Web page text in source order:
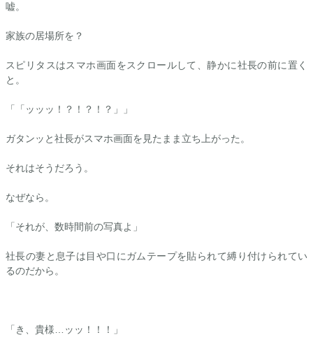
嘘。
家族の居場所を？
スピリタスはスマホ画面をスクロールして、静かに社長の前に置く
と。
「「ッッッ！？！？！？」」
ガタンッと社長がスマホ画面を見たまま立ち上がった。
それはそうだろう。
なぜなら。
「それが、数時間前の写真よ」
社長の妻と息子は目や口にガムテープを貼られて縛り付けられてい
るのだから。
「き、貴様…ッッ！！！」